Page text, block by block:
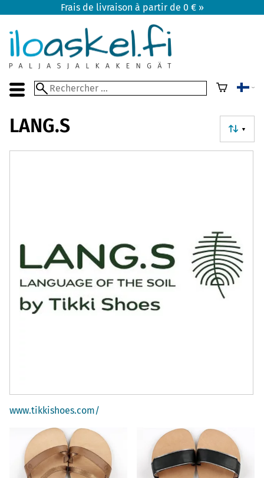
Frais de livraison à partir de 0 € »
▼
LANG.S
www.tikkishoes.com/